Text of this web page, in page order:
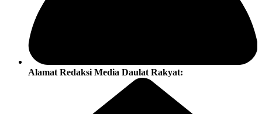
Alamat Redaksi Media Daulat Rakyat: